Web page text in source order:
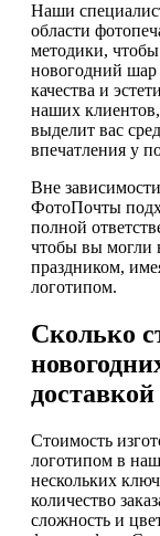
Наши
области
методики,
новогодний шар
качества и
наших
выделит вас
впечатления у
Вне
ФотоПочты
полной
чтобы вы могли
праздником,
логотипом.
Сколько
доставкой
Стоимость
логотипом в
нескольких
количество
сложность и